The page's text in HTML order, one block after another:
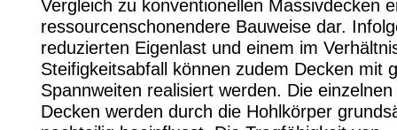
Vergleich zu konventionellen Massivdecken
ressourcenschonendere Bauweise dar.
reduzierten Eigenlast und einem im
Steifigkeitsabfall können zudem Decken mit
Spannweiten realisiert werden. Die
Decken werden durch die Hohlkörper